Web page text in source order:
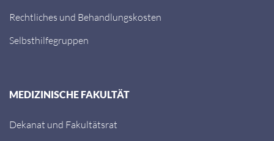
Rechtliches und Behandlungskosten
Selbsthilfegruppen
MEDIZINISCHE FAKULTÄT
Dekanat und Fakultätsrat